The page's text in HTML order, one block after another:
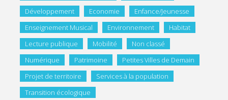
Développement
Economie
Enfance/Jeunesse
Enseignement Musical
Environnement
Habitat
Lecture publique
Mobilité
Non classé
Numérique
Patrimoine
Petites Villes de Demain
Projet de territoire
Services à la population
Transition écologique